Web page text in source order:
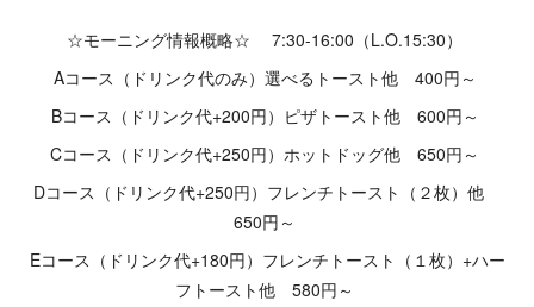
☆モーニング情報概略☆ 7:30-16:00（L.O.15:30）
Aコース（ドリンク代のみ）選べるトースト他 400円～
Bコース（ドリンク代+200円）ピザトースト他 600円～
Cコース（ドリンク代+250円）ホットドッグ他 650円～
Dコース（ドリンク代+250円）フレンチトースト（２枚）他
650円～
Eコース（ドリンク代+180円）フレンチトースト（１枚）+ハー
フトースト他 580円～